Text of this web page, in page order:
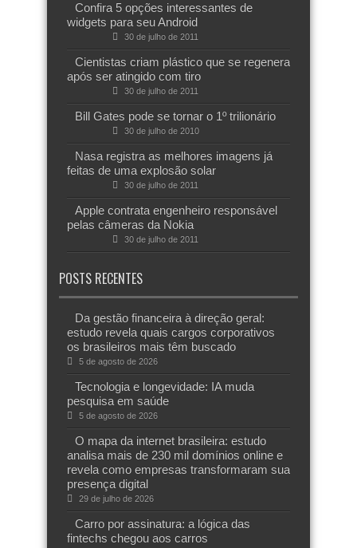
Confira 5 opções interessantes de
widgets para seu Android
30 de julho de 2011
Cientistas criam plástico que se regenera
após ser atingido com tiro
30 de julho de 2011
Bill Gates pode se tornar o 1º trilionário
30 de julho de 2010
Nasa registra as melhores imagens já
feitas de uma explosão solar
30 de julho de 2011
Apple contrata engenheiro responsável
pelas câmeras da Nokia
30 de julho de 2011
POSTS RECENTES
Da gestão financeira à direção geral:
estudo revela quais cargos corporativos
os brasileiros mais têm buscado
5 de agosto de 2026
Tecnologia e longevidade: IA muda
pesquisa em saúde
5 de agosto de 2026
O mapa da internet brasileira: estudo
analisa mais de 230 mil domínios online e
revela como empresas transformaram sua
presença digital
29 de julho de 2026
Carro por assinatura: a lógica das
fintechs chegou aos carros